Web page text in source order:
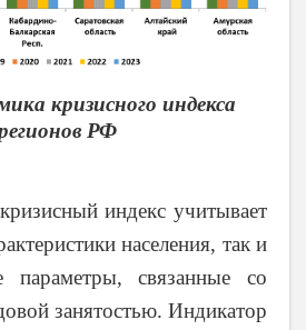
кризисного индекса
РФ
индекс учитывает
населения, так и
параметры, связанные со
занятостью. Индикатор